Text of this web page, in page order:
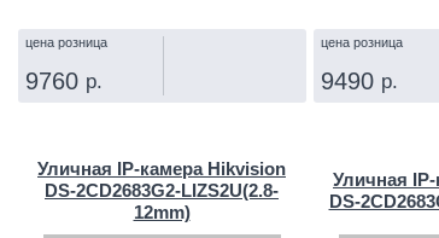
цена розница
9760 р.
цена розница
9490 р.
Уличная IP‑камера Hikvision
DS-2CD2683G2-LIZS2U(2.8-
12mm)
Уличная
DS-